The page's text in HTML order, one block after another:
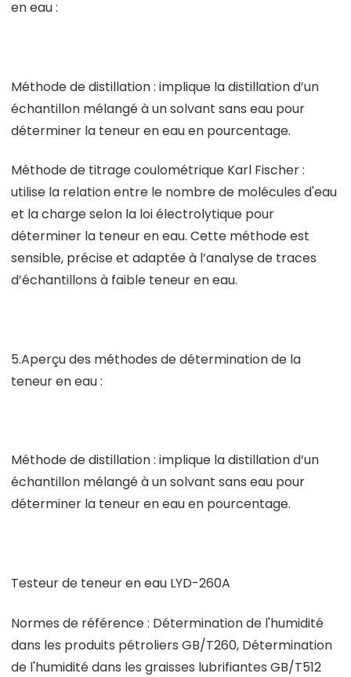
en eau :
Méthode de distillation : implique la distillation d’un
échantillon mélangé à un solvant sans eau pour
déterminer la teneur en eau en pourcentage.
Méthode de titrage coulométrique Karl Fischer :
utilise la relation entre le nombre de molécules d'eau
et la charge selon la loi électrolytique pour
déterminer la teneur en eau. Cette méthode est
sensible, précise et adaptée à l’analyse de traces
d’échantillons à faible teneur en eau.
5.Aperçu des méthodes de détermination de la
teneur en eau :
Méthode de distillation : implique la distillation d’un
échantillon mélangé à un solvant sans eau pour
déterminer la teneur en eau en pourcentage.
Testeur de teneur en eau LYD-260A
Normes de référence : Détermination de l'humidité
dans les produits pétroliers GB/T260, Détermination
de l'humidité dans les graisses lubrifiantes GB/T512